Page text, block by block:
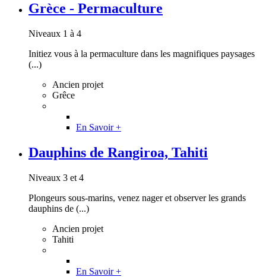
Grèce - Permaculture
Niveaux 1 à 4
Initiez vous à la permaculture dans les magnifiques paysages
(...)
Ancien projet
Grêce
En Savoir +
Dauphins de Rangiroa, Tahiti
Niveaux 3 et 4
Plongeurs sous-marins, venez nager et observer les grands
dauphins de (...)
Ancien projet
Tahiti
En Savoir +